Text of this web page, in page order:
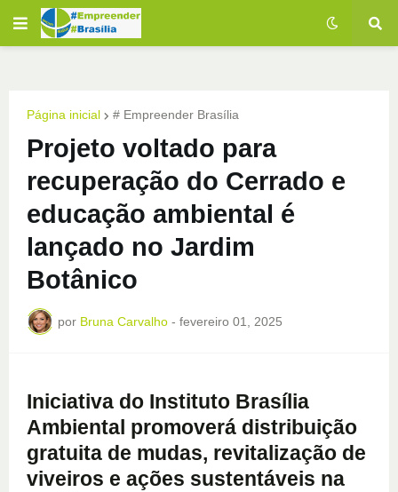
Página inicial # Empreender Brasília
Projeto voltado para
recuperação do Cerrado e
educação ambiental é
lançado no Jardim
Botânico
por Bruna Carvalho - fevereiro 01, 2025
Iniciativa do Instituto Brasília
Ambiental promoverá distribuição
gratuita de mudas, revitalização de
viveiros e ações sustentáveis na